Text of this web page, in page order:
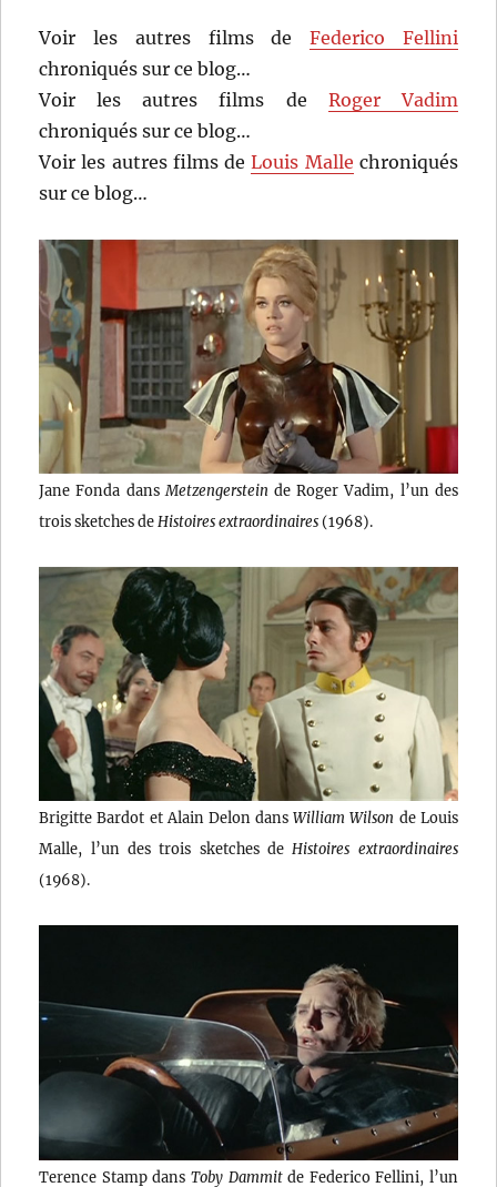
Voir les autres films de Federico Fellini
chroniqués sur ce blog…
Voir les autres films de Roger Vadim
chroniqués sur ce blog…
Voir les autres films deLouis Malle chroniqués
sur ce blog…
Jane Fonda dans Metzengerstein de Roger Vadim, l’un des
trois sketches de Histoires extraordinaires(1968).
Brigitte Bardot et Alain Delon dansWilliam Wilson de Louis
Malle, l’un des trois sketches deHistoires extraordinaires
(1968).
Terence Stamp dans Toby Dammitde Federico Fellini, l’un